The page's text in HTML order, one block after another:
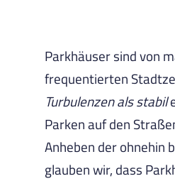
Parkhäuser sind von
frequentierten
Turbulenzen als stabil
Parken auf den
Anheben der ohnehin
glauben wir, dass